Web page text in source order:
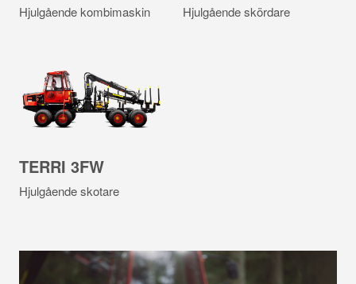
Hjulgående kombimaskin Hjulgående skördare
TERRI 3FW
Hjulgående skotare